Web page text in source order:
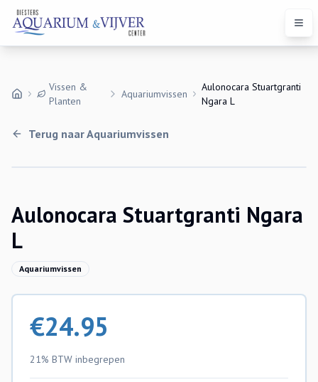
Vissen &
Planten
Aquariumvissen
Aulonocara Stuartgranti
Ngara L
Terug naarAquariumvissen
Aulonocara Stuartgranti Ngara
L
Aquariumvissen
€24.95
21% BTW inbegrepen